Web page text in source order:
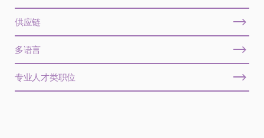
供应链
多语言
专业人才类职位